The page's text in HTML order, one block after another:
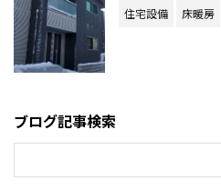
住宅設備 床暖房
ブログ記事検索